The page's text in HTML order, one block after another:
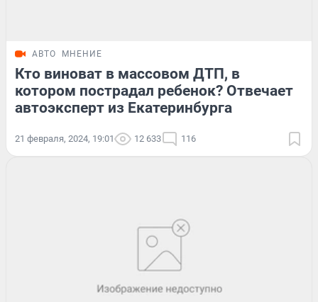
АВТО МНЕНИЕ
Кто виноват в массовом ДТП, в
котором пострадал ребенок? Отвечает
автоэксперт из Екатеринбурга
21 февраля, 2024, 19:01 12 633 116